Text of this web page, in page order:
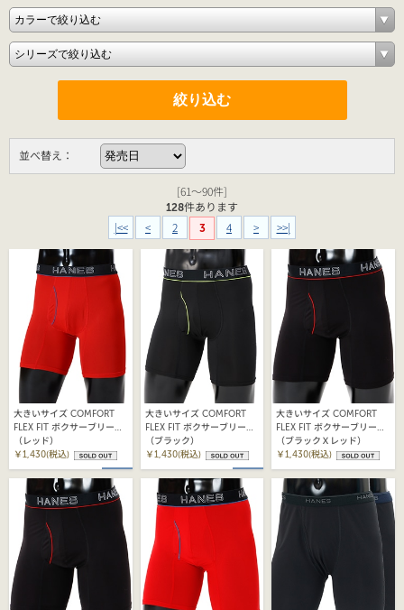
並べ替え：
[61～90件]
128件あります
|<< < 2 3 4 > >>|
大きいサイズ COMFORT
FLEX FIT ボクサーブリーフ
26SS ヘインズ
(HM6ED102K)
（レッド）
￥1,430(税込)
大きいサイズ COMFORT
FLEX FIT ボクサーブリーフ
25FW ヘインズ
(HM6EQ102K)
（ブラック）
￥1,430(税込)
大きいサイズ COMFORT
FLEX FIT ボクサーブリーフ
25FW ヘインズ
(HM6EQ102K)
（ブラックＸレッド）
￥1,430(税込)